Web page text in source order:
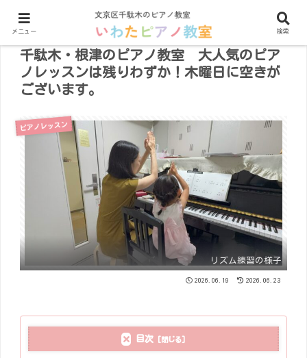
千駄木・根津のピアノ教室 大人気のピア
ノレッスンは残りわずか！木曜日に空きが
ございます。
ピアノレッスン
リズム練習の様子
2026.06.19 2026.06.23
目次
メニュー 検索